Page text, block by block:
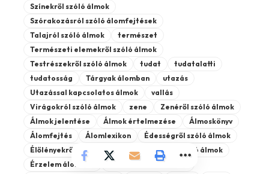
Színekről szóló álmok
Szórakozásról szóló álomfejtések
Talajról szóló álmok
természet
Természeti elemekről szóló álmok
Testrészekről szóló álmok
tudat
tudatalatti
tudatosság
Tárgyak álomban
utazás
Utazással kapcsolatos álmok
vallás
Virágokról szóló álmok
zene
Zenéről szóló álmok
Álmok jelentése
Álmok értelmezése
Álmoskönyv
Álomfejtés
Álomlexikon
Édességről szóló álmok
Élőlényekről szóló álmok
Épületekről szóló álmok
Érzelem álomban